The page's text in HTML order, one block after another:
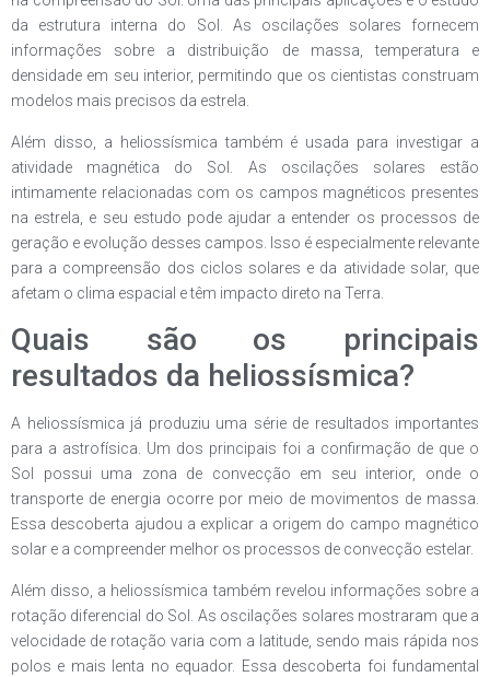
da estrutura interna do Sol. As oscilações solares fornecem
informações sobre a distribuição de massa, temperatura e
densidade em seu interior, permitindo que os cientistas construam
modelos mais precisos da estrela.
Além disso, a heliossísmica também é usada para investigar a
atividade magnética do Sol. As oscilações solares estão
intimamente relacionadas com os campos magnéticos presentes
na estrela, e seu estudo pode ajudar a entender os processos de
geração e evolução desses campos. Isso é especialmente relevante
para a compreensão dos ciclos solares e da atividade solar, que
afetam o clima espacial e têm impacto direto na Terra.
Quais são os principais
resultados da heliossísmica?
A heliossísmica já produziu uma série de resultados importantes
para a astrofísica. Um dos principais foi a confirmação de que o
Sol possui uma zona de convecção em seu interior, onde o
transporte de energia ocorre por meio de movimentos de massa.
Essa descoberta ajudou a explicar a origem do campo magnético
solar e a compreender melhor os processos de convecção estelar.
Além disso, a heliossísmica também revelou informações sobre a
rotação diferencial do Sol. As oscilações solares mostraram que a
velocidade de rotação varia com a latitude, sendo mais rápida nos
polos e mais lenta no equador. Essa descoberta foi fundamental